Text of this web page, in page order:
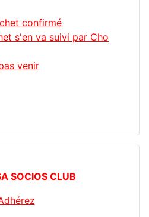
confirmé
s'en va suivi par Cho
venir
SOCIOS CLUB